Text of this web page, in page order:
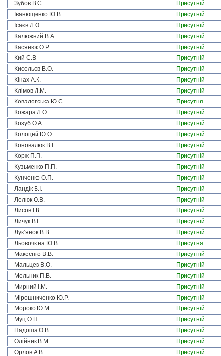
Зубов В.С.
Присутній
Іванющенко Ю.В.
Присутній
Ісаєв Л.О.
Присутній
Калюжний В.А.
Присутній
Касянюк О.Р.
Присутній
Кий С.В.
Присутній
Кисельов В.О.
Присутній
Кінах А.К.
Присутній
Клімов Л.М.
Присутній
Ковалевська Ю.С.
Присутня
Кожара Л.О.
Присутній
Козуб О.А.
Присутній
Колоцей Ю.О.
Присутній
Коновалюк В.І.
Присутній
Корж П.П.
Присутній
Кузьменко П.П.
Присутній
Кунченко О.П.
Присутній
Ландік В.І.
Присутній
Лелюк О.В.
Присутній
Лисов І.В.
Присутній
Личук В.І.
Присутній
Лук’янов В.В.
Присутній
Льовочкіна Ю.В.
Присутня
Макеєнко В.В.
Присутній
Мальцев В.О.
Присутній
Мельник П.В.
Присутній
Мирний І.М.
Присутній
Мірошниченко Ю.Р.
Присутній
Мороко Ю.М.
Присутній
Муц О.П.
Присутній
Надоша О.В.
Присутній
Олійник В.М.
Присутній
Орлов А.В.
Присутній